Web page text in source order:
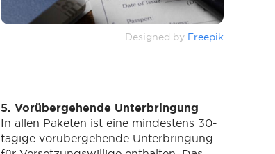
Designed by Freepik
5. Vorübergehende Unterbringung
In allen Paketen ist eine mindestens 30-
tägige vorübergehende Unterbringung